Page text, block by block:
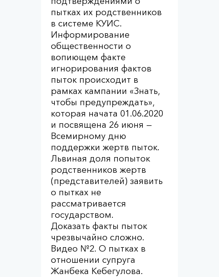
пытках их родственников
в системе КУИС.
Информирование
общественности о
вопиющем факте
игнорирования фактов
пыток происходит в
рамках кампании «Знать,
чтобы предупреждать»,
которая начата 01.06.2020
и посвящена 26 июня —
Всемирному дню
поддержки жертв пыток.
Львиная доля попыток
родственников жертв
(представителей) заявить
о пытках не
рассматривается
государством.
Доказать факты пыток
чрезвычайно сложно.
Видео №2. О пытках в
отношении супруга
Жанбека Кебегулова.